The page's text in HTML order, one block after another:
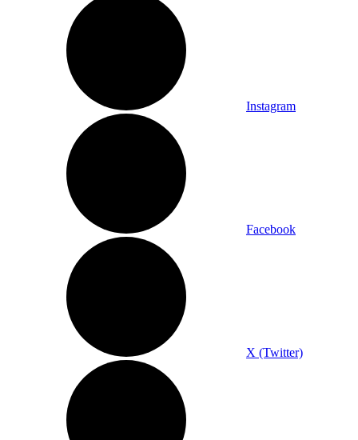
Instagram
Facebook
X (Twitter)